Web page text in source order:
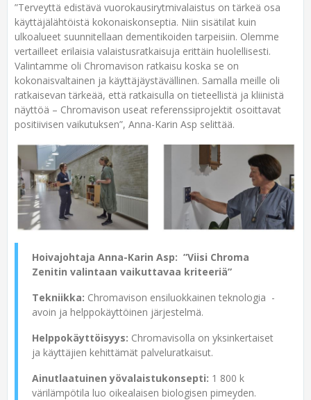
”Terveyttä edistävä vuorokausirytmivalaistus on tärkeä osa
käyttäjälähtöistä kokonaiskonseptia. Niin sisätilat kuin
ulkoalueet suunnitellaan dementikoiden tarpeisiin. Olemme
vertailleet erilaisia valaistusratkaisuja erittäin huolellisesti.
Valintamme oli Chromavison ratkaisu koska se on
kokonaisvaltainen ja käyttäjäystävällinen. Samalla meille oli
ratkaisevan tärkeää, että ratkaisulla on tieteellistä ja kliinistä
näyttöä – Chromavison useat referenssiprojektit osoittavat
positiivisen vaikutuksen”, Anna-Karin Asp selittää.
Hoivajohtaja Anna-Karin Asp: ”Viisi Chroma
Zenitin valintaan vaikuttavaa kriteeriä”
Tekniikka: Chromavison ensiluokkainen teknologia -
avoin ja helppokäyttöinen järjestelmä.
Helppokäyttöisyys: Chromavisolla on yksinkertaiset
ja käyttäjien kehittämät palveluratkaisut.
Ainutlaatuinen yövalaistukonsepti: 1 800 k
värilämpötila luo oikealaisen biologisen pimeyden.